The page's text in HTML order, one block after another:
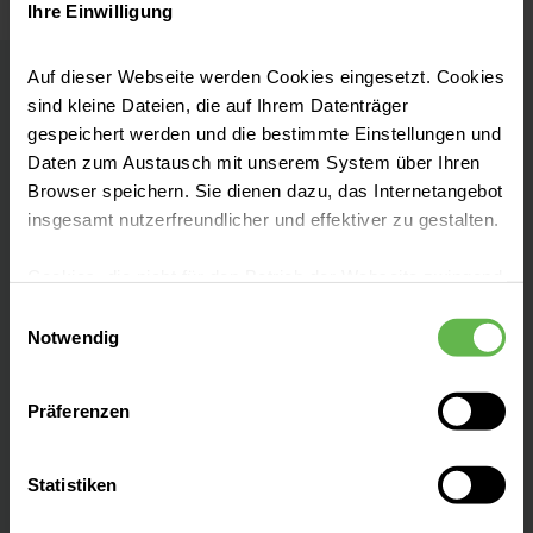
Ihre Einwilligung
Auf dieser Webseite werden Cookies eingesetzt. Cookies
sind kleine Dateien, die auf Ihrem Datenträger
gespeichert werden und die bestimmte Einstellungen und
Daten zum Austausch mit unserem System über Ihren
Browser speichern. Sie dienen dazu, das Internetangebot
insgesamt nutzerfreundlicher und effektiver zu gestalten.
eingesetzt werden.
Es steht Ihnen frei, unsere Seite mit nur den notwendigen
Cookies zu benutzen, eine individuelle Auswahl
oder durch Auswahl von „Alle Cookies akzeptieren“ in die
Notwendig
Präferenzen
Statistiken
Karriere bei Helios
Wir sind die Möglichmacher
Helios Unternehmenszentrale
Friedrichstr. 136